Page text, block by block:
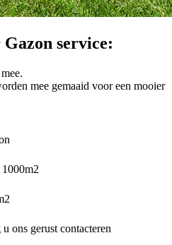
service:
mee gemaaid voor een mooier
ons gerust contacteren